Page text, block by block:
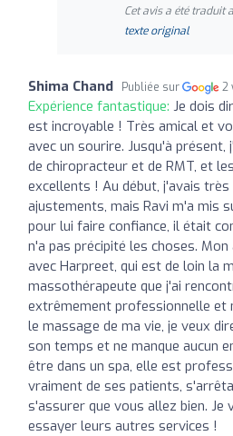
Cet avis a été traduit
texte original
Shima Chand Publiée sur 2
Expérience fantastique: Je dois
est incroyable ! Très amical et
avec un sourire. Jusqu'à présent,
de chiropracteur et de RMT, et
excellents ! Au début, j'avais très
ajustements, mais Ravi m'a mis
pour lui faire confiance, il était
n'a pas précipité les choses.
avec Harpreet, qui est de loin la
massothérapeute que j'ai
extrêmement professionnelle et
le massage de ma vie, je veux
son temps et ne manque aucun
être dans un spa, elle est
vraiment de ses patients,
s'assurer que vous allez bien. Je
essayer leurs autres services !